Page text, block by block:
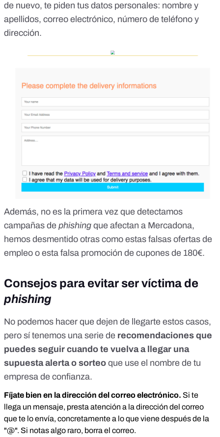
de nuevo, te piden tus datos personales: nombre y
apellidos, correo electrónico, número de teléfono y
dirección.
Además, no es la primera vez que detectamos
campañas de phishing que afectan a Mercadona,
hemos desmentido otras como estas falsas ofertas de
empleo o esta falsa promoción de cupones de 180€.
Consejos para evitar ser víctima de
phishing
No podemos hacer que dejen de llegarte estos casos,
pero sí tenemos una serie de recomendaciones que
puedes seguir cuando te vuelva a llegar una
supuesta alerta o sorteo que use el nombre de tu
empresa de confianza.
Fíjate bien en la dirección del correo electrónico. Si te
llega un mensaje, presta atención a la dirección del correo
que te lo envía, concretamente a lo que viene después de la
"@". Si notas algo raro, borra el correo.